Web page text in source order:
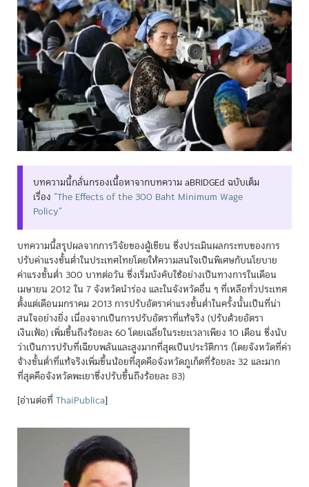
บทความนี้กลั่นกรองเนื้อหาจากบทความ aBRIDGEd ฉบับเต็ม
เรื่อง “The Effects of the 300 Baht Minimum Wage
Policy”
บทความนี้สรุปผลจากการวิจัยของผู้เขียน ซึ่งประเมินผลกระทบของการ
ปรับค่าแรงขั้นต่ำในประเทศไทยโดยให้ความสนใจเป็นพิเศษกับนโยบาย
ค่าแรงขั้นต่ำ 300 บาทต่อวัน ซึ่งเริ่มบังคับใช้อย่างเป็นทางการในเดือน
เมษายน 2012 ใน 7 จังหวัดนำร่อง และในจังหวัดอื่น ๆ ที่เหลือทั่วประเทศ
ตั้งแต่เดือนมกราคม 2013 การปรับอัตราค่าแรงขั้นต่ำในครั้งนั้นเป็นที่น่า
สนใจอย่างยิ่ง เนื่องจากเป็นการปรับอัตราที่แท้จริง (ปรับด้วยอัตรา
เงินเฟ้อ) เพิ่มขึ้นถึงร้อยละ 60 โดยเฉลี่ยในระยะเวลาเพียง 10 เดือน ซึ่งนับ
ว่าเป็นการปรับที่เฉียบพลันและสูงมากที่สุดเป็นประวัติการ (โดยจังหวัดที่ค่า
จ้างขั้นต่ำที่แท้จริงเพิ่มขึ้นน้อยที่สุดคือจังหวัดภูเก็ตที่ร้อยละ 32 และมาก
ที่สุดคือจังหวัดพะเยาซึ่งปรับขึ้นถึงร้อยละ 83)
[อ่านต่อที่ ThaiPublica]